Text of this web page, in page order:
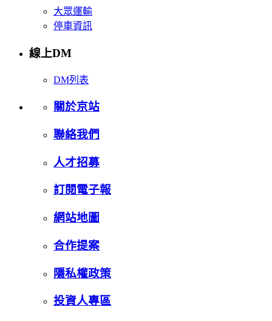
大眾運輸
停車資訊
線上DM
DM列表
關於京站
聯絡我們
人才招募
訂閱電子報
網站地圖
合作提案
隱私權政策
投資人專區